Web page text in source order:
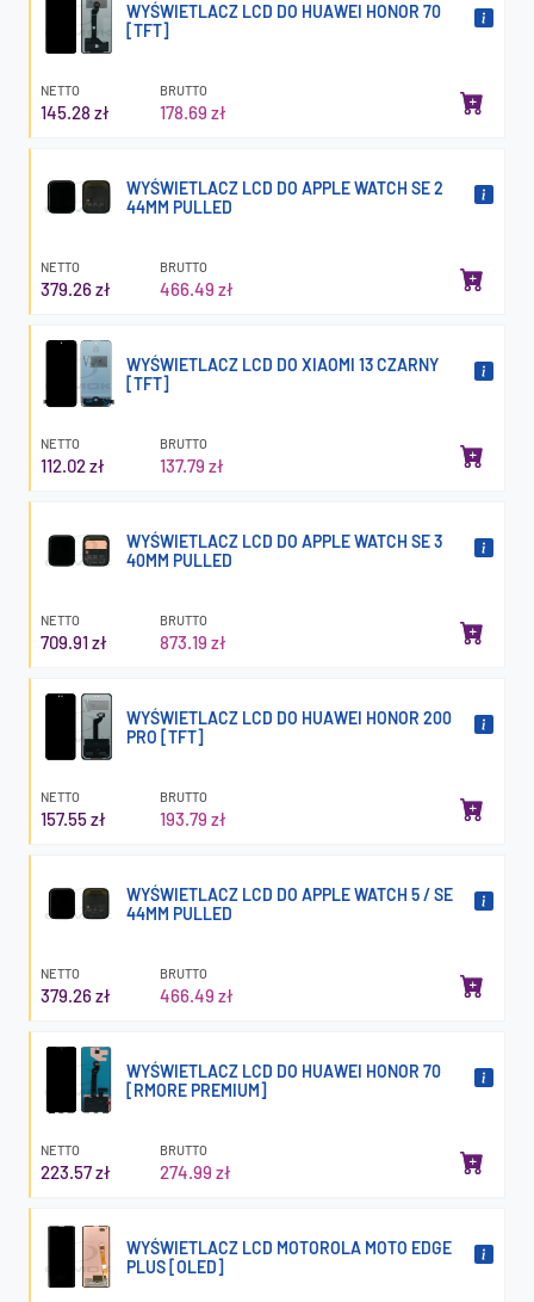
WYŚWIETLACZ LCD DO HUAWEI HONOR 70
[TFT]
NETTO
145.28 zł
BRUTTO
178.69 zł
WYŚWIETLACZ LCD DO APPLE WATCH SE 2
44MM PULLED
NETTO
379.26 zł
BRUTTO
466.49 zł
WYŚWIETLACZ LCD DO XIAOMI 13 CZARNY
[TFT]
NETTO
112.02 zł
BRUTTO
137.79 zł
WYŚWIETLACZ LCD DO APPLE WATCH SE 3
40MM PULLED
NETTO
709.91 zł
BRUTTO
873.19 zł
WYŚWIETLACZ LCD DO HUAWEI HONOR 200
PRO [TFT]
NETTO
157.55 zł
BRUTTO
193.79 zł
WYŚWIETLACZ LCD DO APPLE WATCH 5 / SE
44MM PULLED
NETTO
379.26 zł
BRUTTO
466.49 zł
WYŚWIETLACZ LCD DO HUAWEI HONOR 70
[RMORE PREMIUM]
NETTO
223.57 zł
BRUTTO
274.99 zł
WYŚWIETLACZ LCD MOTOROLA MOTO EDGE
PLUS [OLED]